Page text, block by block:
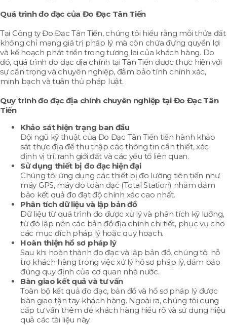
Quá trình đo đạc của Đo Đạc Tân Tiến
Tại Công ty Đo Đạc Tân Tiến, chúng tôi hiểu rằng mỗi thửa đất
không chỉ mang giá trị pháp lý mà còn chứa đựng quyền lợi
và kế hoạch phát triển trong tương lai của khách hàng. Do
đó, quá trình đo đạc địa chính tại Tân Tiến được thực hiện với
sự cẩn trọng và chuyên nghiệp, đảm bảo tính chính xác,
minh bạch và tuân thủ pháp luật.
Quy trình đo đạc địa chính chuyên nghiệp tại Đo Đạc Tân
Tiến
Khảo sát hiện trạng ban đầu
Đội ngũ kỹ thuật của Đo Đạc Tân Tiến tiến hành khảo
sát thực địa để thu thập các thông tin cần thiết, xác
định vị trí, ranh giới đất và các yếu tố liên quan.
Sử dụng thiết bị đo đạc hiện đại
Chúng tôi ứng dụng các thiết bị đo lường tiên tiến như
máy GPS, máy đo toàn đạc (Total Station) nhằm đảm
bảo kết quả đo đạt độ chính xác cao nhất.
Phân tích dữ liệu và lập bản đồ
Dữ liệu từ quá trình đo được xử lý và phân tích kỹ lưỡng,
từ đó lập nên các bản đồ địa chính chi tiết, phục vụ cho
các mục đích pháp lý hoặc quy hoạch.
Hoàn thiện hồ sơ pháp lý
Sau khi hoàn thành đo đạc và lập bản đồ, chúng tôi hỗ
trợ khách hàng trong việc xử lý hồ sơ pháp lý, đảm bảo
đúng quy định của cơ quan nhà nước.
Bàn giao kết quả và tư vấn
Toàn bộ kết quả đo đạc, bản đồ và hồ sơ pháp lý được
bàn giao tận tay khách hàng. Ngoài ra, chúng tôi cung
cấp tư vấn thêm để khách hàng hiểu rõ và sử dụng hiệu
quả các tài liệu này.